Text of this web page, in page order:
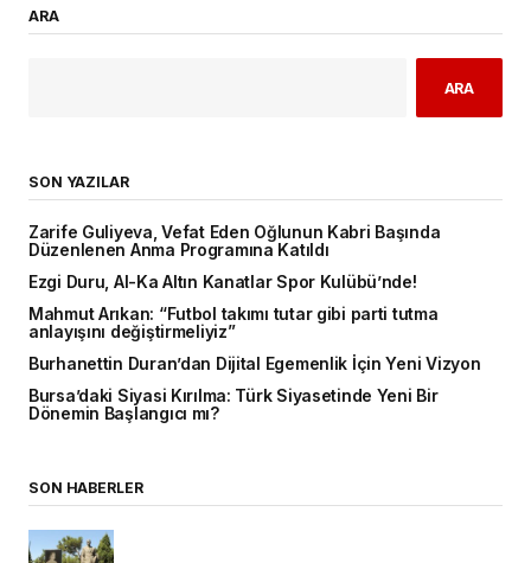
ARA
ARA
SON YAZILAR
Zarife Guliyeva, Vefat Eden Oğlunun Kabri Başında
Düzenlenen Anma Programına Katıldı
Ezgi Duru, Al-Ka Altın Kanatlar Spor Kulübü’nde!
Mahmut Arıkan: “Futbol takımı tutar gibi parti tutma
anlayışını değiştirmeliyiz”
Burhanettin Duran’dan Dijital Egemenlik İçin Yeni Vizyon
Bursa’daki Siyasi Kırılma: Türk Siyasetinde Yeni Bir
Dönemin Başlangıcı mı?
SON HABERLER